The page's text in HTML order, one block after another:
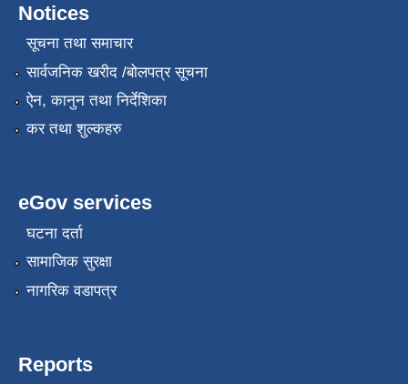
Notices
सूचना तथा समाचार
सार्वजनिक खरीद /बोलपत्र सूचना
ऐन, कानुन तथा निर्देशिका
कर तथा शुल्कहरु
eGov services
घटना दर्ता
सामाजिक सुरक्षा
नागरिक वडापत्र
Reports